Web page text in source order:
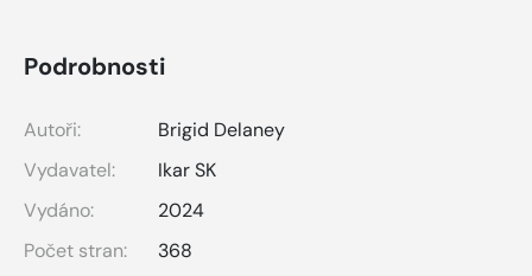
Podrobnosti
Autoři:
Brigid Delaney
Vydavatel:
Ikar SK
Vydáno:
2024
Počet stran:
368